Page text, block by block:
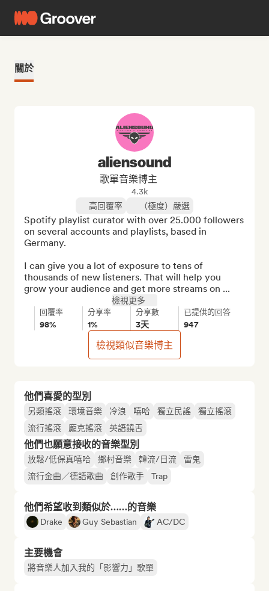
關於
他們喜愛的型別
另類搖滾 環境音樂 冷浪 嘻哈 獨立民謠
獨立搖滾
流行搖滾
龐克搖滾 英語饒舌
他們也願意接收的音樂型別
放鬆/低保真嘻哈 鄉村音樂 韓流/日流
雷鬼
流行金曲／德語歌曲
創作歌手 Trap
他們希望收到類似於……的音樂
Drake Guy Sebastian AC/DC
主要機會
將音樂人加入我的「影響力」歌單
aliensound
歌單音樂博主
4.3k
高回覆率
（極度）嚴選
Spotify playlist curator with over 25.000 followers
on several accounts and playlists, based in
Germany.
I can give you a lot of exposure to tens of
thousands of new listeners. That will help you
grow your audience and get more streams on ...
檢視更多
回覆率
98%
分享率
1%
分享數
3天
已提供的回答
947
檢視類似音樂博主